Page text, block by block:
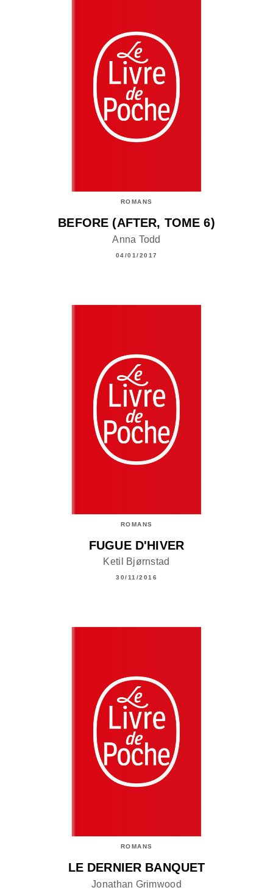
ROMANS
BEFORE (AFTER, TOME 6)
Anna Todd
04/01/2017
ROMANS
FUGUE D'HIVER
Ketil Bjørnstad
30/11/2016
ROMANS
LE DERNIER BANQUET
Jonathan Grimwood